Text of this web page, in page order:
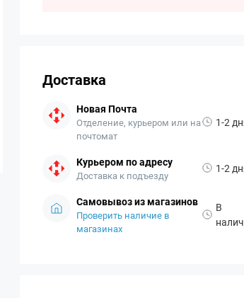
Доставка
Новая Почта
Отделение, курьером или на
почтомат
1-2
Курьером по адресу
Доставка к подъезду
1-2
Самовывоз из магазинов
Проверить наличие в
магазинах
В